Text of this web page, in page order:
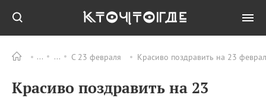
С 23 февраля Красиво поздравить на 23
Красиво поздравить на 23
ПРАЗДНИКИ Все
09.08 День памяти